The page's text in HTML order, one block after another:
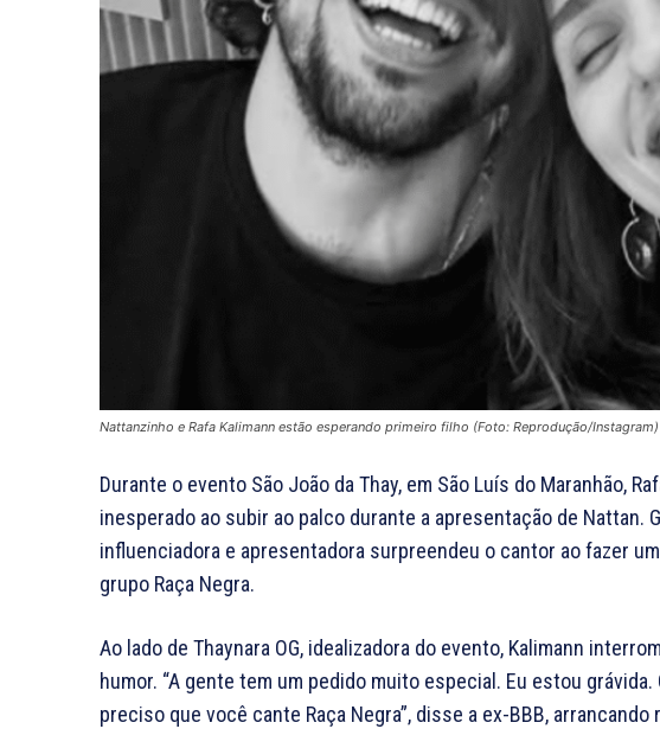
Nattanzinho e Rafa Kalimann estão esperando primeiro filho (Foto: Reprodução/Instagram)
Durante o evento São João da Thay, em São Luís do Maranhão,
inesperado ao subir ao palco durante a apresentação de Nattan.
influenciadora e apresentadora surpreendeu o cantor ao fazer
grupo Raça Negra.
Ao lado de Thaynara OG, idealizadora do evento, Kalimann
humor. “A gente tem um pedido muito especial. Eu estou grávida.
preciso que você cante Raça Negra”, disse a ex-BBB,